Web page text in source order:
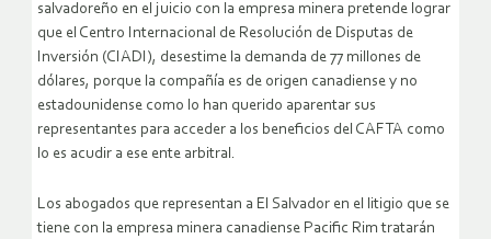
salvadoreño en el juicio con la empresa minera pretende lograr
que el Centro Internacional de Resolución de Disputas de
Inversión (CIADI), desestime la demanda de 77 millones de
dólares, porque la compañía es de origen canadiense y no
estadounidense como lo han querido aparentar sus
representantes para acceder a los beneficios del CAFTA como
lo es acudir a ese ente arbitral.
Los abogados que representan a El Salvador en el litigio que se
tiene con la empresa minera canadiense Pacific Rim tratarán